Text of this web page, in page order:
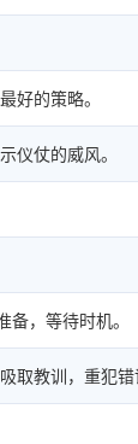
好的策略。
仪仗的威风。
，等待时机。
取教训，重犯错